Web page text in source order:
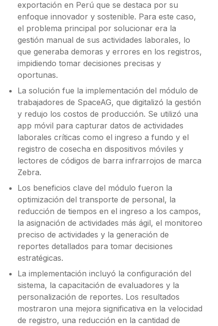
exportación en Perú que se destaca por su
enfoque innovador y sostenible. Para este caso,
el problema principal por solucionar era la
gestión manual de sus actividades laborales, lo
que generaba demoras y errores en los registros,
impidiendo tomar decisiones precisas y
oportunas.
La solución fue la implementación del módulo de
trabajadores de SpaceAG, que digitalizó la gestión
y redujo los costos de producción. Se utilizó una
app móvil para capturar datos de actividades
laborales críticas como el ingreso a fundo y el
registro de cosecha en dispositivos móviles y
lectores de códigos de barra infrarrojos de marca
Zebra.
Los beneficios clave del módulo fueron la
optimización del transporte de personal, la
reducción de tiempos en el ingreso a los campos,
la asignación de actividades más ágil, el monitoreo
preciso de actividades y la generación de
reportes detallados para tomar decisiones
estratégicas.
La implementación incluyó la configuración del
sistema, la capacitación de evaluadores y la
personalización de reportes. Los resultados
mostraron una mejora significativa en la velocidad
de registro, una reducción en la cantidad de